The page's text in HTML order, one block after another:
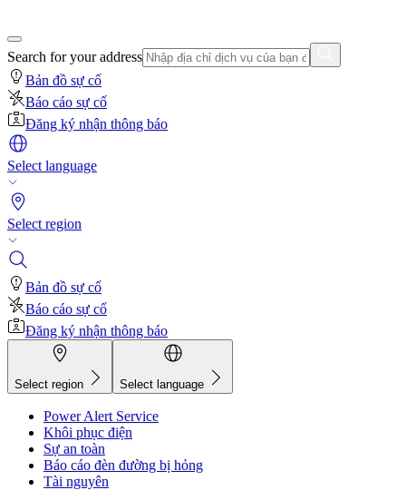
Search for your address
Bản đồ sự cố
Báo cáo sự cố
Đăng ký nhận thông báo
Select language
Select region
Bản đồ sự cố
Báo cáo sự cố
Đăng ký nhận thông báo
Select region Select language
Power Alert Service
Khôi phục điện
Sự an toàn
Báo cáo đèn đường bị hỏng
Tài nguyên